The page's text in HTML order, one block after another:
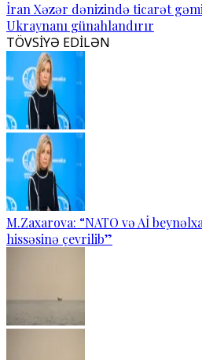
İran Xəzər dənizində ticarət
Ukraynanı günahlandırır
TÖVSİYƏ EDİLƏN
M.Zaxarova: “NATO və Aİ
hissəsinə çevrilib”